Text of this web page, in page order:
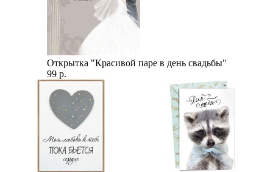
Открытка "Красивой паре в день свадьбы"
99 р.